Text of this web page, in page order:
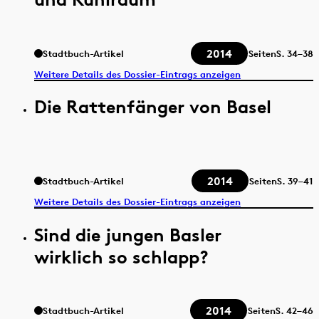
Stadtbuch-Artikel 2014 SeitenS. 34–38
Weitere Details des Dossier-Eintrags anzeigen
Die Rattenfänger von Basel
Stadtbuch-Artikel 2014 SeitenS. 39–41
Weitere Details des Dossier-Eintrags anzeigen
Sind die jungen Basler
wirklich so schlapp?
Stadtbuch-Artikel 2014 SeitenS. 42–46